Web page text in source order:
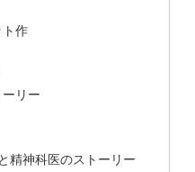
作
リー
精神科医のストーリー